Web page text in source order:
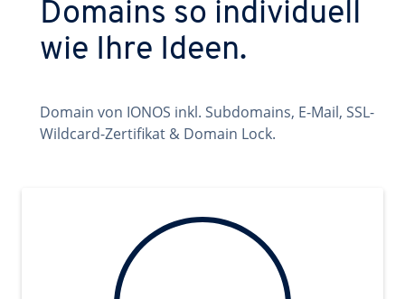
Domains so individuell
wie Ihre Ideen.
Domain von IONOS inkl. Subdomains, E-Mail, SSL-
Wildcard-Zertifikat & Domain Lock.